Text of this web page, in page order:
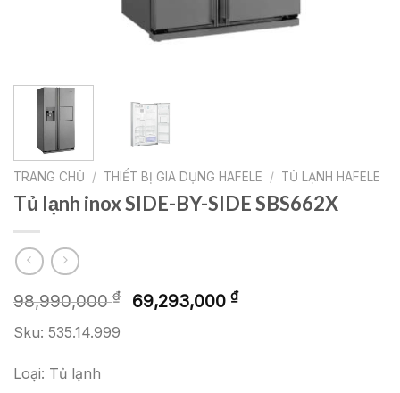
TRANG CHỦ / THIẾT BỊ GIA DỤNG HAFELE / TỦ LẠNH HAFELE
Tủ lạnh inox SIDE-BY-SIDE SBS662X
98,990,000₫
Giá
69,293,000 ₫Giá
Sku: 535.14.999
Loại: Tủ lạnh